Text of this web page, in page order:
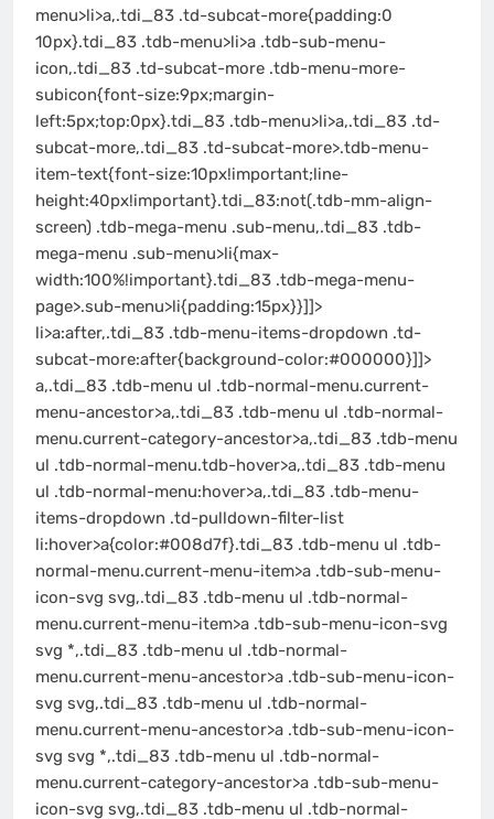
menu>li>a,.tdi_83 .td-subcat-more{padding:0
10px}.tdi_83 .tdb-menu>li>a .tdb-sub-menu-
icon,.tdi_83 .td-subcat-more .tdb-menu-more-
subicon{font-size:9px;margin-
left:5px;top:0px}.tdi_83 .tdb-menu>li>a,.tdi_83 .td-
subcat-more,.tdi_83 .td-subcat-more>.tdb-menu-
item-text{font-size:10px!important;line-
height:40px!important}.tdi_83:not(.tdb-mm-align-
screen) .tdb-mega-menu .sub-menu,.tdi_83 .tdb-
mega-menu .sub-menu>li{max-
width:100%!important}.tdi_83 .tdb-mega-menu-
page>.sub-menu>li{padding:15px}}]]>
li>a:after,.tdi_83 .tdb-menu-items-dropdown .td-
subcat-more:after{background-color:#000000}]]>
a,.tdi_83 .tdb-menu ul .tdb-normal-menu.current-
menu-ancestor>a,.tdi_83 .tdb-menu ul .tdb-normal-
menu.current-category-ancestor>a,.tdi_83 .tdb-menu
ul .tdb-normal-menu.tdb-hover>a,.tdi_83 .tdb-menu
ul .tdb-normal-menu:hover>a,.tdi_83 .tdb-menu-
items-dropdown .td-pulldown-filter-list
li:hover>a{color:#008d7f}.tdi_83 .tdb-menu ul .tdb-
normal-menu.current-menu-item>a .tdb-sub-menu-
icon-svg svg,.tdi_83 .tdb-menu ul .tdb-normal-
menu.current-menu-item>a .tdb-sub-menu-icon-svg
svg *,.tdi_83 .tdb-menu ul .tdb-normal-
menu.current-menu-ancestor>a .tdb-sub-menu-icon-
svg svg,.tdi_83 .tdb-menu ul .tdb-normal-
menu.current-menu-ancestor>a .tdb-sub-menu-icon-
svg svg *,.tdi_83 .tdb-menu ul .tdb-normal-
menu.current-category-ancestor>a .tdb-sub-menu-
icon-svg svg,.tdi_83 .tdb-menu ul .tdb-normal-